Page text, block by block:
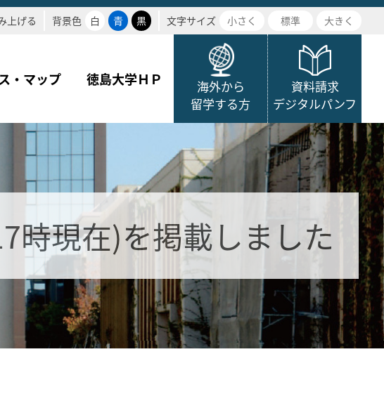
上げる 背景色 白 青 黒 文字サイズ 小さく 標準 大きく
・マップ 徳島大学ＨＰ
海外から
留学する方
資料請求
デジタルパンフ
時現在)を掲載しました